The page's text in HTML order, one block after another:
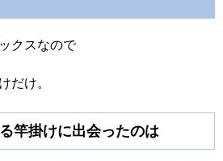
クスなので
だけ。
竿掛けに出会ったのは